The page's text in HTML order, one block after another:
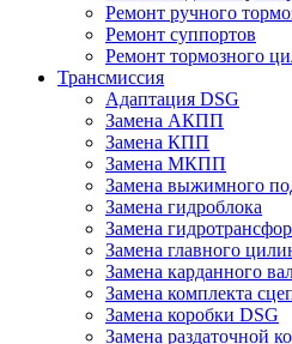
Ремонт ручного
Ремонт суппортов
Ремонт тормозного
Трансмиссия
Адаптация DSG
Замена АКПП
Замена КПП
Замена МКПП
Замена выжимного
Замена гидроблока
Замена
Замена главного
Замена карданного
Замена комплекта
Замена коробки DSG
Замена раздаточной